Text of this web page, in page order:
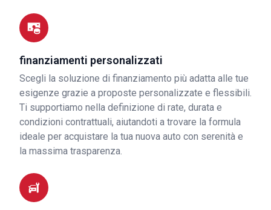
finanziamenti personalizzati
Scegli la soluzione di finanziamento più adatta alle tue
esigenze grazie a proposte personalizzate e flessibili.
Ti supportiamo nella definizione di rate, durata e
condizioni contrattuali, aiutandoti a trovare la formula
ideale per acquistare la tua nuova auto con serenità e
la massima trasparenza.